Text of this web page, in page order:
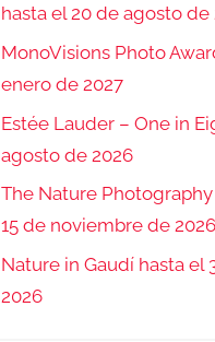
hasta el 20 de agosto de
MonoVisions Photo
enero de 2027
Estée Lauder – One in
agosto de 2026
The Nature
15 de noviembre de 2026
Nature in Gaudí hasta el
2026